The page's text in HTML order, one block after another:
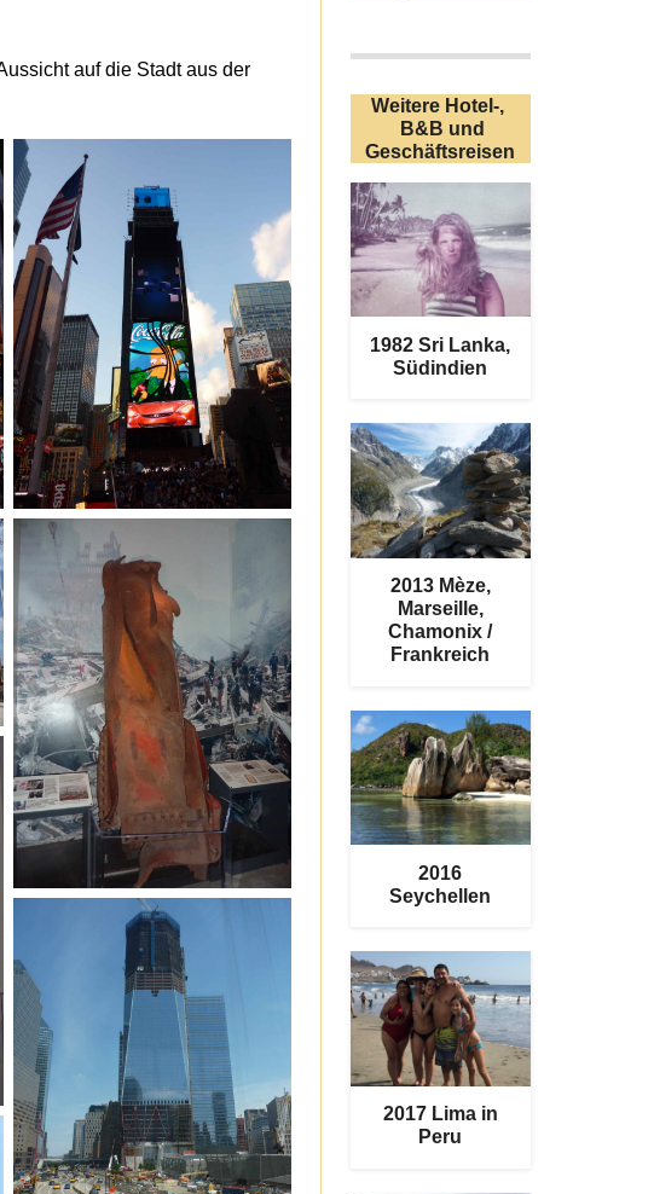
auf die Stadt aus der
Weitere Hotel-,
B&B und
Geschäftsreisen
1982 Sri Lanka,
Südindien
2013 Mèze,
Marseille,
Chamonix /
Frankreich
2016
Seychellen
2017 Lima in
Peru